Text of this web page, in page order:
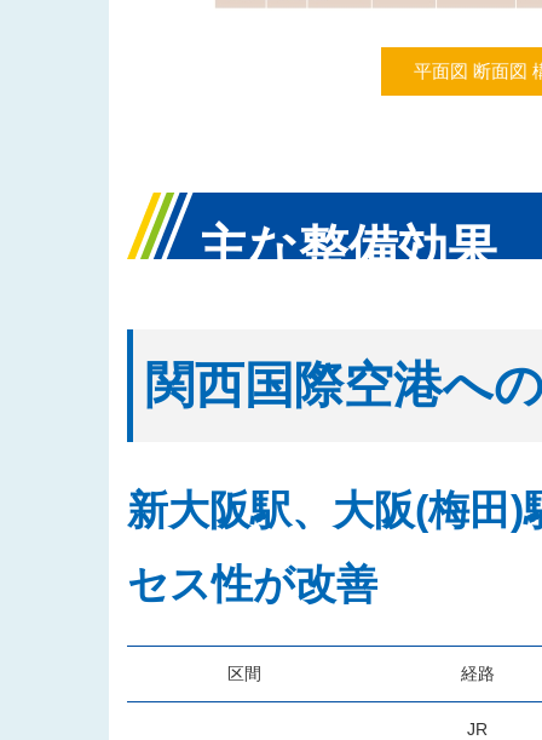
平面図 断面図
主な整備効果
関西国際空港へ
新大阪駅、大阪(梅田
セス性が改善
区間 経路
JR